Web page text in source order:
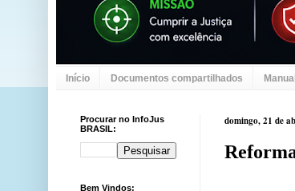
Início Documentos compartilhados
domingo, 21 de
Procurar no InfoJus
BRASIL:
Bem Vindos: